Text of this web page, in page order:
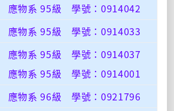
應物系 95級 學號：0914042
應物系 95級 學號：0914033
應物系 95級 學號：0914037
應物系 95級 學號：0914001
應物系 96級 學號：0921796